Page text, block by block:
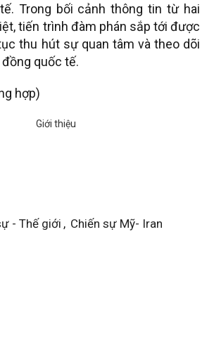
Trong bối cảnh thông tin từ hai
tiến trình đàm phán sắp tới được
thu hút sự quan tâm và theo dõi
quốc tế.
hợp)
- Thế giới , Chiến sự Mỹ- Iran